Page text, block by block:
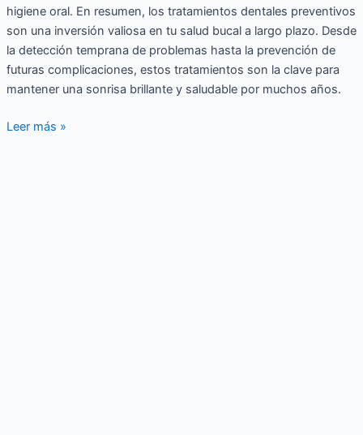
higiene oral. En resumen, los tratamientos dentales preventivos
son una inversión valiosa en tu salud bucal a largo plazo. Desde
la detección temprana de problemas hasta la prevención de
futuras complicaciones, estos tratamientos son la clave para
mantener una sonrisa brillante y saludable por muchos años.
Leer más »